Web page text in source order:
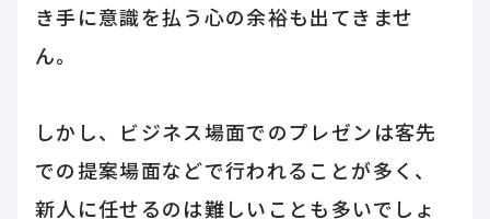
き手に意識を払う心の余裕も出てきませ
ん。
しかし、ビジネス場面でのプレゼンは客先
での提案場面などで行われることが多く、
新人に任せるのは難しいことも多いでしょ